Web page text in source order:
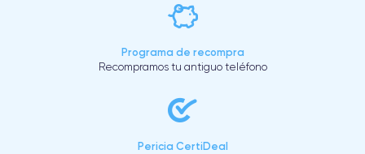
Programa de recompra
Recompramos tu antiguo teléfono
Pericia CertiDeal